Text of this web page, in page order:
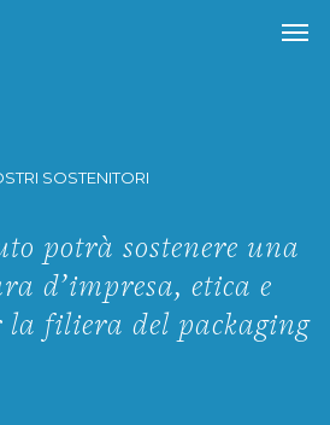
SOSTENITORI
potrà sostenere una
d’impresa, etica e
la filiera del packaging